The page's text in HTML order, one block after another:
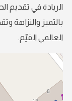
الريادة في تقديم
بالتميز والنزاهة
العالمي القيّم.